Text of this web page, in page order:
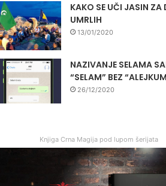
KAKO SE UČI JASIN ZA
UMRLIH
13/01/2020
NAZIVANJE SELAMA
“SELAM” BEZ
26/12/2020
Knjiga Crna Magija pod lupom šerijata